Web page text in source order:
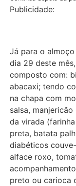
Publicidade:
Já para o
dia 29 deste
composto com:
abacaxi; tendo
na chapa com
salsa,
da virada
preta, batata
diabéticos
alface roxo,
preto ou carioca